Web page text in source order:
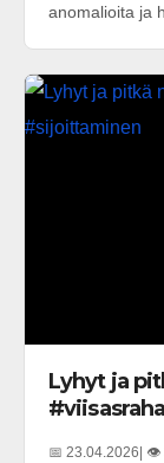
anomalioita ja
Lyhyt ja
📅 23.04.2026 |